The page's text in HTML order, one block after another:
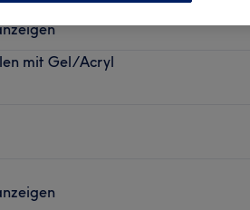
mit Gel/Acryl